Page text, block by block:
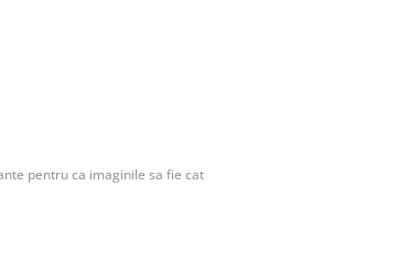
pentru ca imaginile sa fie cat